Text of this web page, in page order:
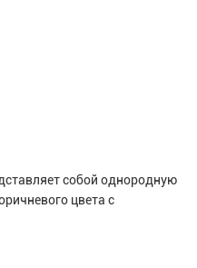
собой однородную
цвета с